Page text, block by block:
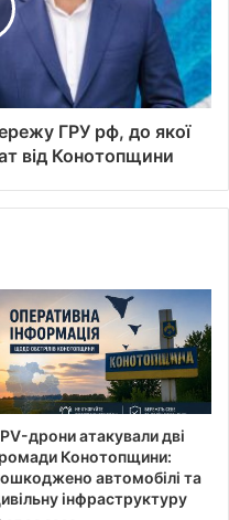
ГРУ рф, до якої
від Конотопщини
дрони атакували дві
Конотопщини:
автомобілі та
інфраструктуру